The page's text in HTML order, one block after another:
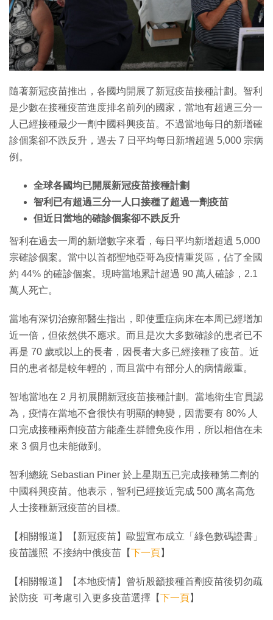
隨著新冠疫苗推出，各國均開展了新冠疫苗接種計劃。智利
是少數在接種疫苗進度排名前列的國家，當地有超過三分一
人已經接種最少一劑中國科興疫苗。不過當地每日的新增確
診個案卻不跌反升，過去 7 日平均每日新增超過 5,000 宗病
例。
全球各國均已開展新冠疫苗接種計劃
智利已有超過三分一人口接種了超過一劑疫苗
但近日當地的確診個案卻不跌反升
智利在過去一周的新增數字來看，每日平均新增超過 5,000
宗確診個案。當中以首都聖地亞哥為疫情重災區，佔了全國
約 44% 的確診個案。現時當地累計超過 90 萬人確診，2.1
萬人死亡。
當地有深切治療部醫生指出，即使重症病床在本周已經增加
近一倍，但依然供不應求。而且是次大多數確診的患者已不
再是 70 歲或以上的長者，因長者大多已經接種了疫苗。近
日的患者都是較年輕的，而且當中有部分人的病情嚴重。
智地當地在 2 月初展開新冠疫苗接種計劃。當地衛生官員認
為，疫情在當地不會很快有明顯的轉變，因需要有 80% 人
口完成接種兩劑疫苗方能產生群體免疫作用，所以相信在未
來 3 個月也未能做到。
智利總統 Sebastian Piner 於上星期五已完成接種第二劑的
中國科興疫苗。他表示，智利已經接近完成 500 萬名高危
人士接種新冠疫苗的目標。
【相關報道】【新冠疫苗】歐盟宣布成立「綠色數碼證書」
疫苗護照 不接納中俄疫苗【下一頁】
【相關報道】【本地疫情】曾祈殷籲接種首劑疫苗後切勿疏
於防疫 可考慮引入更多疫苗選擇【下一頁】